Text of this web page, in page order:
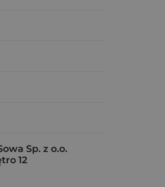
Sp. z o.o.
12